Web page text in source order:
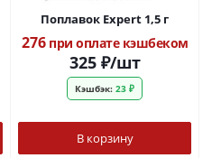
Поплавок Expert 1,5 г
276при оплате кэшбеком
325₽/шт
Кэшбэк: 23 ₽
В корзину